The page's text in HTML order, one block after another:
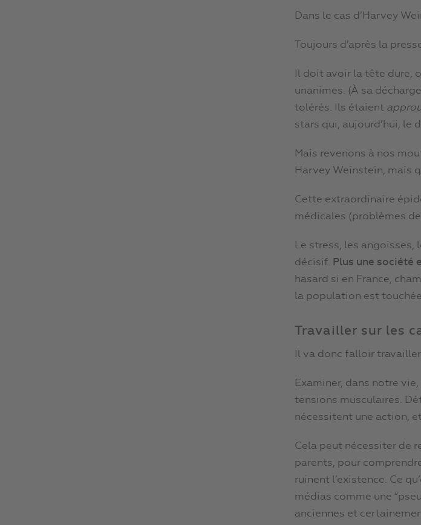
Dans le cas d’Harvey
Toujours d’après la
Il doit avoir la tête dure,
unanimes. (À sa
tolérés. Ils étaient
stars qui, aujourd’hui, le
Mais revenons à nos
Harvey Weinstein, mais
Cette extraordinaire
médicales (problèmes
Le stress, les
décisif. Plus une société
hasard si en France,
la population est
Travailler sur les
Il va donc falloir
Examiner, dans notre
tensions musculaires.
nécessitent une action,
Cela peut nécessiter de
parents, pour
ruinent l’existence. Ce
médias comme une
anciennes et